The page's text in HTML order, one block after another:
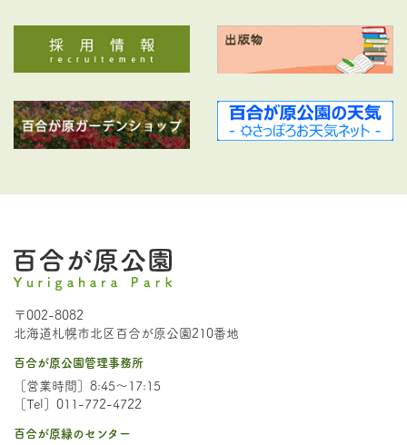
〒002-8082
北海道札幌市北区百合が原公園210番地
百合が原公園管理事務所
［営業時間］8:45～17:15
［Tel］011-772-4722
百合が原緑のセンター